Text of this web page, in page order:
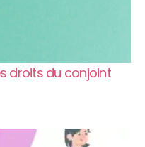
droits du conjoint